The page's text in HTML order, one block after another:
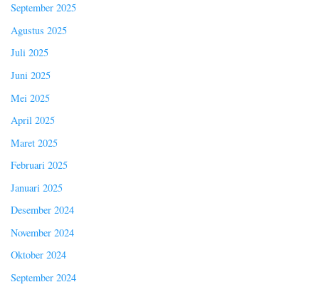
September 2025
Agustus 2025
Juli 2025
Juni 2025
Mei 2025
April 2025
Maret 2025
Februari 2025
Januari 2025
Desember 2024
November 2024
Oktober 2024
September 2024